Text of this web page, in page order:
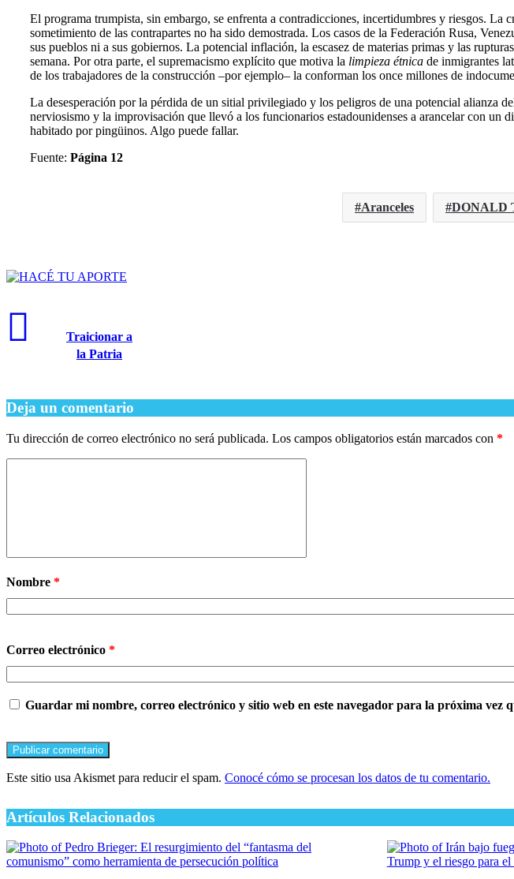
El programa trumpista, sin embargo, se enfrenta a contradicciones, incertidumbres y riesgos. La
sometimiento de las contrapartes no ha sido demostrada. Los casos de la Federación Rusa,
sus pueblos ni a sus gobiernos. La potencial inflación, la escasez de materias primas y las
semana. Por otra parte, el supremacismo explícito que motiva la limpieza étnica de inmigrantes
de los trabajadores de la construcción –por ejemplo– la conforman los once millones de
La desesperación por la pérdida de un sitial privilegiado y los peligros de una potencial alianza
nerviosismo y la improvisación que llevó a los funcionarios estadounidenses a arancelar con
habitado por pingüinos. Algo puede fallar.
Fuente: Página 12
Aranceles DONALD
Traicionar a
la Patria
Deja un comentario
Tu dirección de correo electrónico no será publicada. Los campos obligatorios están marcados con *
Nombre *
Correo electrónico *
Guardar mi nombre, correo electrónico y sitio web en este navegador para la próxima vez
Este sitio usa Akismet para reducir el spam. Conocé cómo se procesan los datos de tu comentario.
Artículos Relacionados